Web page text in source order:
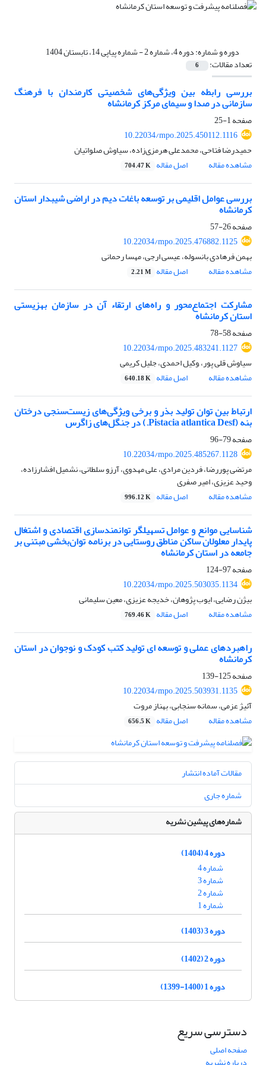
دوره و شماره:دوره 4، شماره 2 - شماره پیاپی 14، تابستان 1404
تعداد مقالات: 6
بررسی رابطه بین ویژگی‌های شخصیتی کارمندان با فرهنگ
سازمانی در صدا و سیمای مرکز کرمانشاه
صفحه1-25
10.22034/mpo.2025.450112.1116
حمیدرضا فتاحی، محمدعلی هرمزی‌زاده، سیاوش صلواتیان
مشاهده مقاله
اصل مقاله 704.47 K
بررسی عوامل اقلیمی بر توسعه باغات دیم در اراضی شیبدار استان
کرمانشاه
صفحه26-57
10.22034/mpo.2025.476882.1125
بهمن فرهادی بانسوله، عیسی ارجی، مهسا رحمانی
مشاهده مقاله
اصل مقاله 2.21 M
مشارکت اجتماع‌محور و راه‌های ارتقاء آن در سازمان بهزیستی
استان کرمانشاه
صفحه58-78
10.22034/mpo.2025.483241.1127
سیاوش قلی پور، ,وکیل احمدی، جلیل کریمی
مشاهده مقاله
اصل مقاله 640.18 K
ارتباط بین توان تولید بذر و برخی ویژگی‌های زیست‌سنجی درختان
بنه (Pistacia atlantica Desf.) در جنگل‌های زاگرس
صفحه79-96
10.22034/mpo.2025.485267.1128
مرتضی پوررضا، فردین مرادی، علی مهدوی، آرزو سلطانی، نشمیل افشارزاده،
وحید عزیزی، امیر صفری
مشاهده مقاله
اصل مقاله 996.12 K
شناسایی موانع و عوامل تسهیلگر توانمندسازی اقتصادی و اشتغال
پایدار معلولان ساکن مناطق روستایی در برنامه توان‌بخشی مبتنی بر
جامعه در استان کرمانشاه
صفحه97-124
10.22034/mpo.2025.503035.1134
بیژن رضایی، ایوب پژوهان، خدیجه عزیزی، معین سلیمانی
مشاهده مقاله
اصل مقاله 769.46 K
راهبردهای عملی و توسعه ای تولید کتب کودک و نوجوان در استان
کرمانشاه
صفحه125-139
10.22034/mpo.2025.503931.1135
آئیژ عزمی، سمانه سنجابی، بهناز مروت
مشاهده مقاله
اصل مقاله 656.5 K
مقالات آماده انتشار
شماره جاری
شماره‌های پیشین نشریه
دوره 4 (1404)
شماره 4
شماره 3
شماره 2
شماره 1
دوره 3 (1403)
دوره 2 (1402)
دوره 1 (1400-1399)
دسترسی سریع
صفحه اصلی